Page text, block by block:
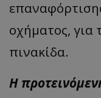
οχήματος, για
πινακίδα.
Η